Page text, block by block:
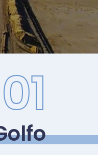
01